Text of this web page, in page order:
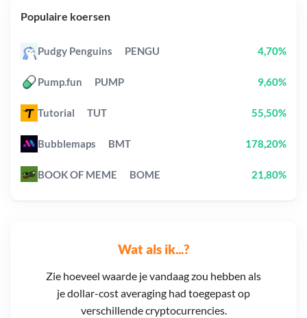
Wat als ik...?
Zie hoeveel waarde je vandaag zou hebben als
je dollar-cost averaging had toegepast op
verschillende cryptocurrencies.
Populaire koersen
Pudgy Penguins PENGU 4,70%
Pump.fun PUMP 9,60%
Tutorial TUT 55,50%
Bubblemaps BMT 178,20%
BOOK OF MEME BOME 21,80%